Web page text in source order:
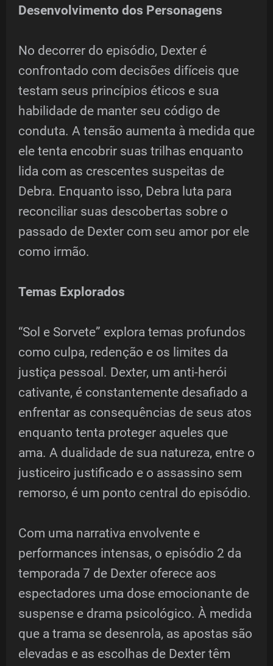
Desenvolvimento dos Personagens
No decorrer do episódio, Dexter é
confrontado com decisões difíceis que
testam seus princípios éticos e sua
habilidade de manter seu código de
conduta. A tensão aumenta à medida que
ele tenta encobrir suas trilhas enquanto
lida com as crescentes suspeitas de
Debra. Enquanto isso, Debra luta para
reconciliar suas descobertas sobre o
passado de Dexter com seu amor por ele
como irmão.
Temas Explorados
“Sol e Sorvete” explora temas profundos
como culpa, redenção e os limites da
justiça pessoal. Dexter, um anti-herói
cativante, é constantemente desafiado a
enfrentar as consequências de seus atos
enquanto tenta proteger aqueles que
ama. A dualidade de sua natureza, entre o
justiceiro justificado e o assassino sem
remorso, é um ponto central do episódio.
Com uma narrativa envolvente e
performances intensas, o episódio 2 da
temporada 7 de Dexter oferece aos
espectadores uma dose emocionante de
suspense e drama psicológico. À medida
que a trama se desenrola, as apostas são
elevadas e as escolhas de Dexter têm